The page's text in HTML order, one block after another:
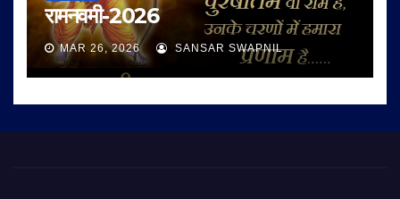
रामनवमी-2026
MAR 26, 2026 SANSAR SWAPNIL